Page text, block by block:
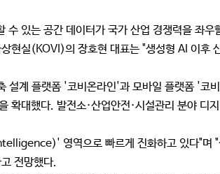
있는 공간 데이터가 국가 산업 경쟁력을 좌우
현실(KOVI)의 장호현 대표는 "생성형 AI 이후
설계 플랫폼 '코비온라인'과 모바일 플랫폼 '
확대했다. 발전소·산업안전·시설관리 분야 디
영역으로 빠르게 진화하고 있다"며
전망했다.